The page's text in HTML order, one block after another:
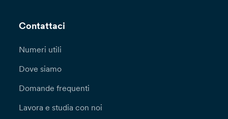
Contattaci
Numeri utili
Dove siamo
Domande frequenti
Lavora e studia con noi